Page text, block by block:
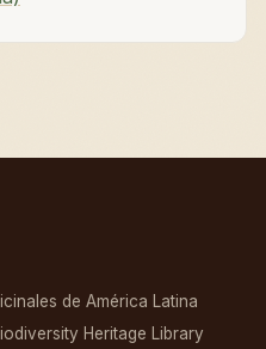
de América Latina
Heritage Library